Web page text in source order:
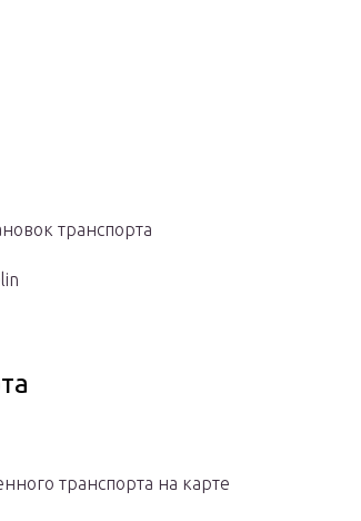
транспорта
транспорта на карте